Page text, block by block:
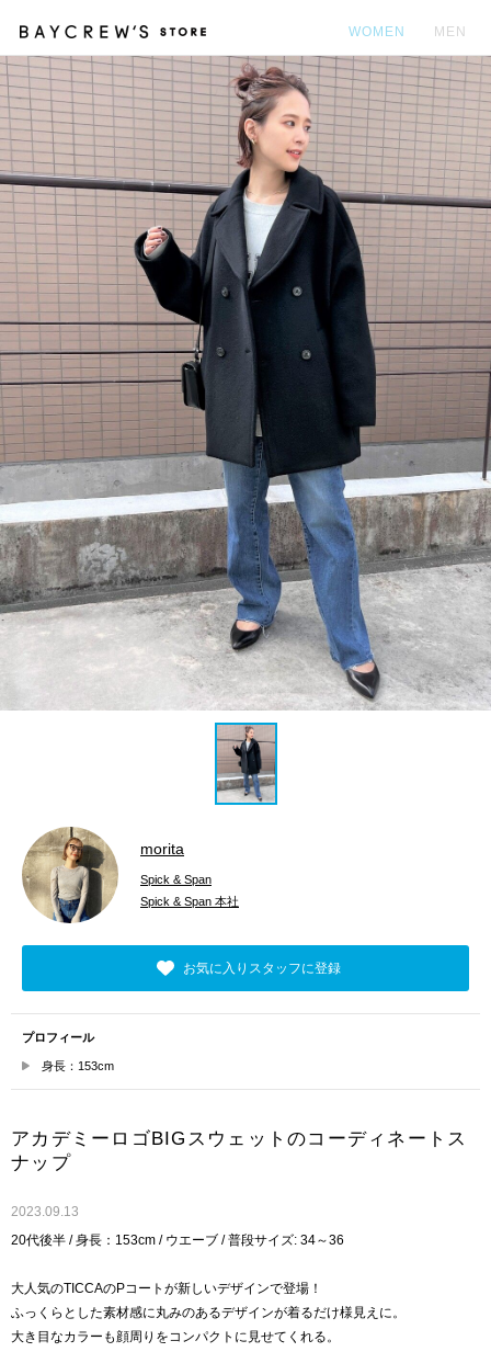
WOMEN MEN
morita
Spick & Span
Spick & Span 本社
お気に入りスタッフに登録
プロフィール
身長：153cm
アカデミーロゴBIGスウェットのコーディネートス
ナップ
2023.09.13
20代後半 / 身長：153cm / ウエーブ / 普段サイズ: 34～36
大人気のTICCAのPコートが新しいデザインで登場！
ふっくらとした素材感に丸みのあるデザインが着るだけ様見えに。
大き目なカラーも顔周りをコンパクトに見せてくれる。